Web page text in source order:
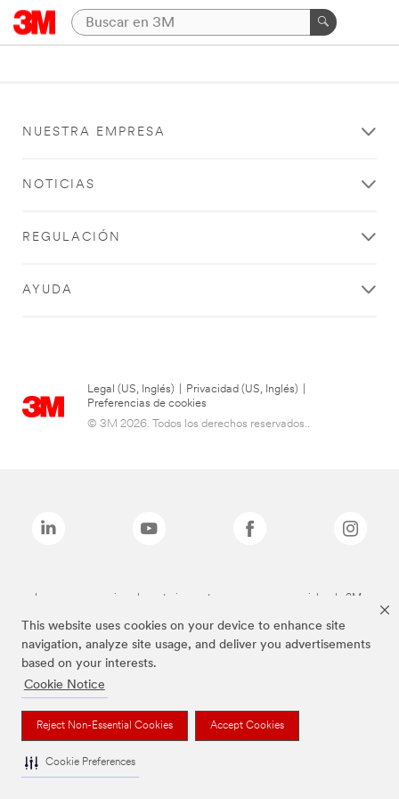
This website uses cookies on your device to enhance site
navigation, analyze site usage, and deliver you advertisements
based on your interests.
Cookie Notice
Reject Non-Essential Cookies Accept Cookies
Cookie Preferences
NUESTRA EMPRESA
NOTICIAS
REGULACIÓN
AYUDA
Legal (US, Inglés) Privacidad (US, Inglés)
Preferencias de cookies
© 3M 2026. Todos los derechos reservados..
Las marcas mencionadas anteriormente son marcas comerciales de 3M.